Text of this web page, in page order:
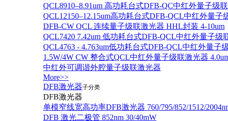
QCL8910–8.91um 高功耗台式DFB-QC中红外量子级
QCL12150–12.15um高功耗台式DFB-QCL中红外量子
DFB-CW QCL 连续量子级联激光器 HHL封装 4-10um
QCL7420 7.42um 低功耗台式DFB-QCL中红外量子级
QCL4763 - 4.763um低功耗台式DFB-QCL中红外量子
1.5W/4W CW 整合式QCL中红外量子级联激光器
中红外可调谐外腔量子级联激光器
More>>
DFB激光器子分类
DFB激光器
单模窄线宽高功率DFB激光器 760/795/852/1512/
DFB 激光二极管 852nm 30/40mW